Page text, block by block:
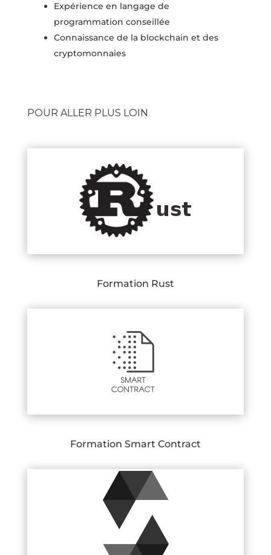
Expérience en langage de
programmation conseillée
Connaissance de la blockchain et des
cryptomonnaies
POUR ALLER PLUS LOIN
Formation Rust
Formation Smart Contract